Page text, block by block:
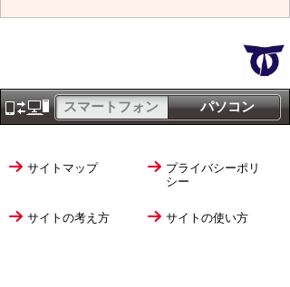
パソコン
スマートフォン
サイトマップ
プライバシーポリ
シー
サイトの考え方 サイトの使い方